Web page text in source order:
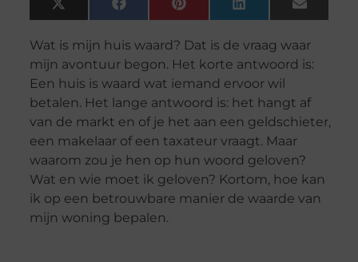
X
(Twitter)
FacebookPinterest LinkedIn Email
Wat is mijn huis waard? Dat is de vraag waar
mijn avontuur begon. Het korte antwoord is:
Een huis is waard wat iemand ervoor wil
betalen. Het lange antwoord is: het hangt af
van de markt en of je het aan een geldschieter,
een makelaar of een taxateur vraagt. Maar
waarom zou je hen op hun woord geloven?
Wat en wie moet ik geloven? Kortom, hoe kan
ik op een betrouwbare manier de waarde van
mijn woning bepalen.